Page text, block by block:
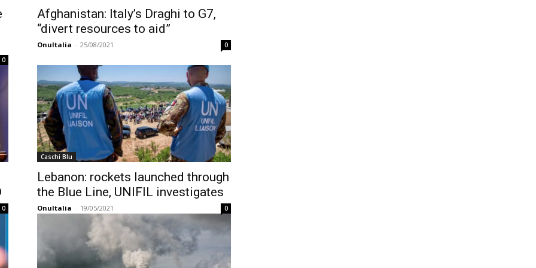
0
Afghanistan: Italy’s Draghi to G7,
“divert resources to aid”
OnuItalia - 25/08/2021 0
0
Caschi Blu
Lebanon: rockets launched through
the Blue Line, UNIFIL investigates
OnuItalia - 19/05/2021 0